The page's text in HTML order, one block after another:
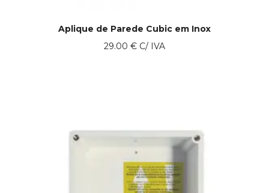
Aplique de Parede Cubic em Inox
29.00 € C/ IVA